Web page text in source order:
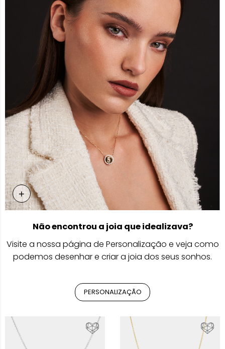
+Personalização
Não encontrou a joia que idealizava?
Visite a nossa página de Personalização e veja como
podemos desenhar e criar a joia dos seus sonhos.
PERSONALIZAÇÃO